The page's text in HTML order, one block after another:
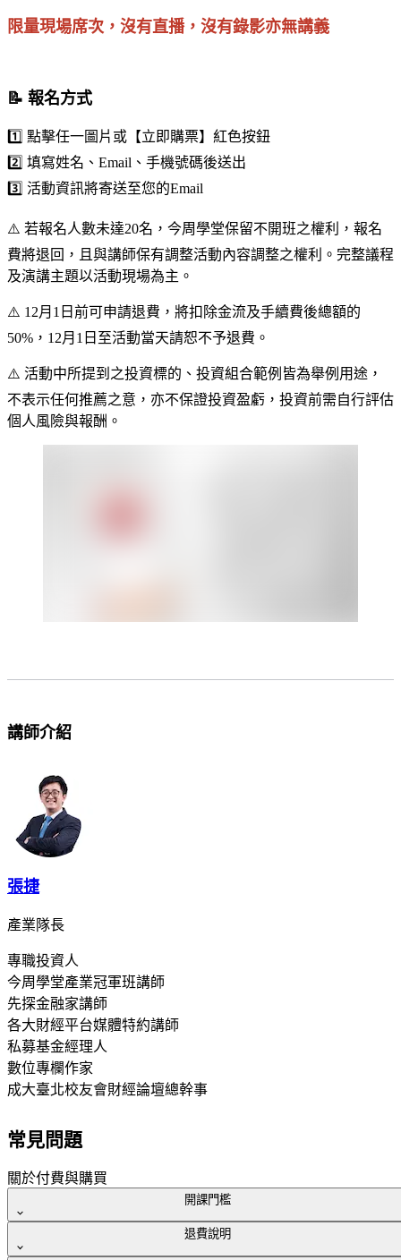
限量現場席次，沒有直播，沒有錄影亦無講義
📝 報名方式
1️⃣ 點擊任一圖片或【立即購票】紅色按鈕
2️⃣ 填寫姓名、Email、手機號碼後送出
3️⃣ 活動資訊將寄送至您的Email
⚠️ 若報名人數未達20名，今周學堂保留不開班之權利，報名
費將退回，且與講師保有調整活動內容調整之權利。完整議程
及演講主題以活動現場為主。
⚠️ 12月1日前可申請退費，將扣除金流及手續費後總額的
50%，12月1日至活動當天請恕不予退費。
⚠️ 活動中所提到之投資標的、投資組合範例皆為舉例用途，
不表示任何推薦之意，亦不保證投資盈虧，投資前需自行評估
個人風險與報酬。
講師介紹
張捷
產業隊長
專職投資人
今周學堂產業冠軍班講師
先探金融家講師
各大財經平台媒體特約講師
私募基金經理人
數位專欄作家
成大臺北校友會財經論壇總幹事
常見問題
關於付費與購買
開課門檻
⚠️ 若報名人數未達20名，今周學堂保留不開班之權利，報名
退費說明